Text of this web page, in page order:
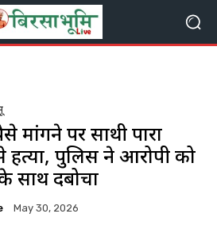
मांगने पर साथी पारा
हत्या, पुलिस ने आरोपी को
दबोचा
May 30, 2026